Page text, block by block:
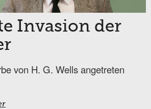
Invasion der
von H. G. Wells angetreten